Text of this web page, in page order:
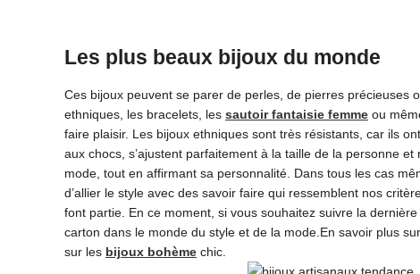
Les plus beaux bijoux du monde
Ces bijoux peuvent se parer de perles, de pierres précieuses
ethniques, les bracelets, les sautoir fantaisie femme ou
faire plaisir. Les bijoux ethniques sont très résistants, car ils
aux chocs, s’ajustent parfaitement à la taille de la personne
mode, tout en affirmant sa personnalité. Dans tous les cas
d’allier le style avec des savoir faire qui ressemblent nos
font partie. En ce moment, si vous souhaitez suivre la
carton dans le monde du style et de la mode.En savoir plus sur
sur les bijoux bohème chic.